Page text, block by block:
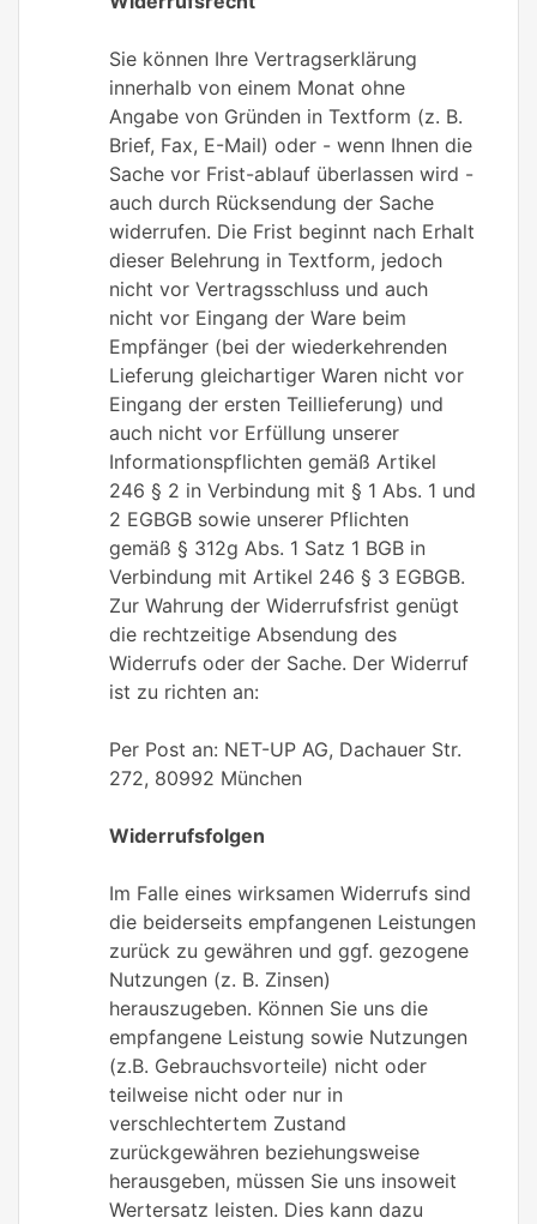
Sie können Ihre Vertragserklärung
innerhalb von einem Monat ohne
Angabe von Gründen in Textform (z. B.
Brief, Fax, E-Mail) oder - wenn Ihnen die
Sache vor Frist-ablauf überlassen wird -
auch durch Rücksendung der Sache
widerrufen. Die Frist beginnt nach Erhalt
dieser Belehrung in Textform, jedoch
nicht vor Vertragsschluss und auch
nicht vor Eingang der Ware beim
Empfänger (bei der wiederkehrenden
Lieferung gleichartiger Waren nicht vor
Eingang der ersten Teillieferung) und
auch nicht vor Erfüllung unserer
Informationspflichten gemäß Artikel
246 § 2 in Verbindung mit § 1 Abs. 1 und
2 EGBGB sowie unserer Pflichten
gemäß § 312g Abs. 1 Satz 1 BGB in
Verbindung mit Artikel 246 § 3 EGBGB.
Zur Wahrung der Widerrufsfrist genügt
die rechtzeitige Absendung des
Widerrufs oder der Sache. Der Widerruf
ist zu richten an:
Per Post an: NET-UP AG, Dachauer Str.
272, 80992 München
Widerrufsfolgen
Im Falle eines wirksamen Widerrufs sind
die beiderseits empfangenen Leistungen
zurück zu gewähren und ggf. gezogene
Nutzungen (z. B. Zinsen)
herauszugeben. Können Sie uns die
empfangene Leistung sowie Nutzungen
(z.B. Gebrauchsvorteile) nicht oder
teilweise nicht oder nur in
verschlechtertem Zustand
zurückgewähren beziehungsweise
herausgeben, müssen Sie uns insoweit
Wertersatz leisten. Dies kann dazu